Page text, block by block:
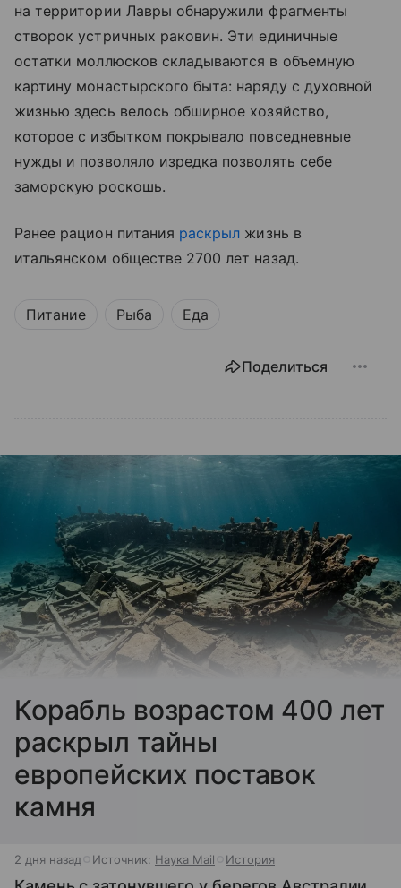
на территории Лавры обнаружили фрагменты
створок устричных раковин. Эти единичные
остатки моллюсков складываются в объемную
картину монастырского быта: наряду с духовной
жизнью здесь велось обширное хозяйство,
которое с избытком покрывало повседневные
нужды и позволяло изредка позволять себе
заморскую роскошь.
Ранее рацион питания раскрыл жизнь в
итальянском обществе 2700 лет назад.
Питание Рыба Еда
Поделиться
Корабль возрастом 400 лет
раскрыл тайны
европейских поставок
камня
2 дня назад Источник: Наука Mail История